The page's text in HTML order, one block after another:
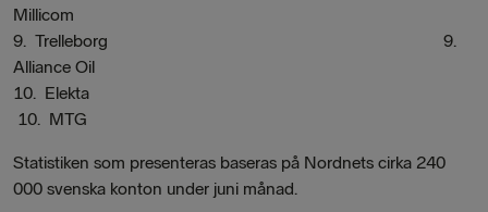
Millicom
9. Trelleborg 9.
Alliance Oil
10. Elekta
10. MTG
Statistiken som presenteras baseras på Nordnets cirka 240
000 svenska konton under juni månad.